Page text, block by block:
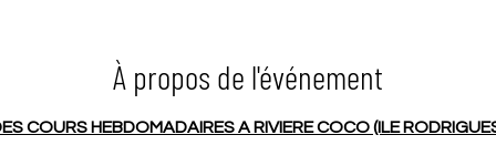
À propos de l'événement
COURS HEBDOMADAIRES A RIVIERE COCO (ILE